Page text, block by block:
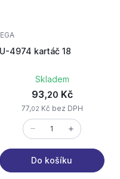
4974 kartáč 18
Skladem
93,20 Kč
77,02 Kč bez DPH
Do košíku